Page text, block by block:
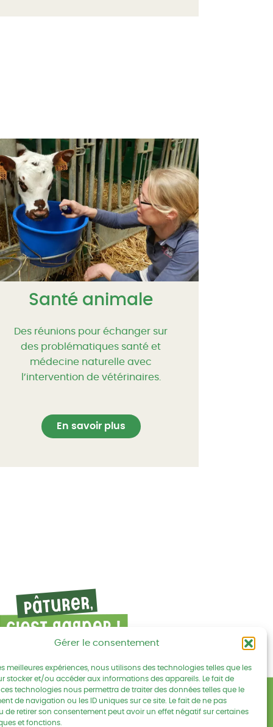
Gérer le consentement
meilleures expériences, nous utilisons des technologies telles que les
stocker et/ou accéder aux informations des appareils. Le fait de
technologies nous permettra de traiter des données telles que le
de navigation ou les ID uniques sur ce site. Le fait de ne pas
de retirer son consentement peut avoir un effet négatif sur certaines
et fonctions.
Santé animale
Des réunions pour échanger sur
des problématiques santé et
médecine naturelle avec
l’intervention de vétérinaires.
En savoir plus
sur Linkedin
nous sur Youtube
Mentions légales
Politique de confidentialités